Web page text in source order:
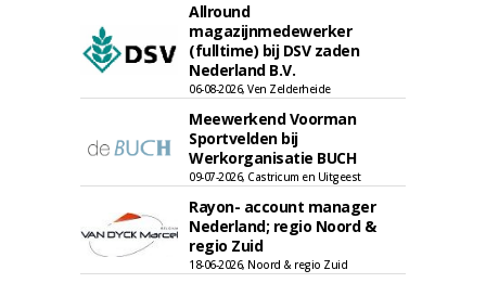
Allround
magazijnmedewerker
(fulltime) bij DSV zaden
Nederland B.V.
06-08-2026, Ven Zelderheide
Meewerkend Voorman
Sportvelden bij
Werkorganisatie BUCH
09-07-2026, Castricum en Uitgeest
Rayon- account manager
Nederland; regio Noord &
regio Zuid
18-06-2026, Noord & regio Zuid